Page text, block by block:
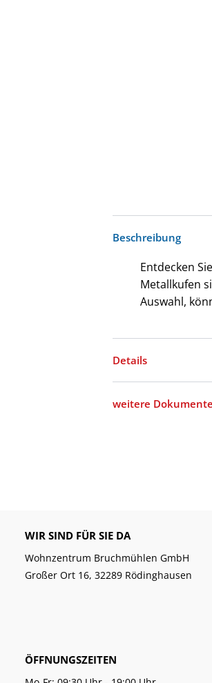
Beschreibung
Entdecken
Metallkufen
Auswahl,
Details
weitere Dokumente
WIR SIND FÜR SIE DA
Wohnzentrum Bruchmühlen GmbH
Großer Ort 16, 32289 Rödinghausen
ÖFFNUNGSZEITEN